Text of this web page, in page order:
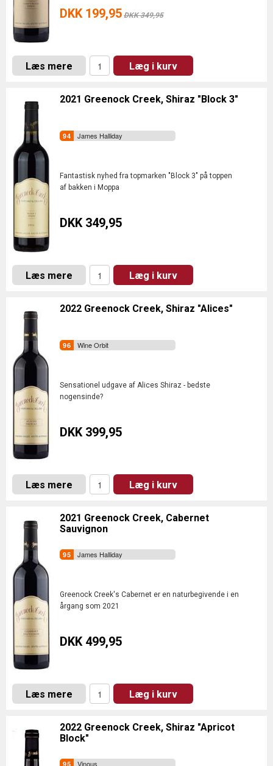
DKK 199,95 DKK 349,95
Læs mere Læg i kurv
2021 Greenock Creek, Shiraz "Block 3"
James Halliday
Fantastisk nyhed fra topmarken "Block 3" på toppen
af bakken i Moppa
DKK 349,95
Læs mere Læg i kurv
2022 Greenock Creek, Shiraz "Alices"
Wine Orbit
Sensationel udgave af Alices Shiraz - bedste
nogensinde?
DKK 399,95
Læs mere Læg i kurv
2021 Greenock Creek, Cabernet
Sauvignon
James Halliday
Greenock Creek's Cabernet er en naturbegivende i en
årgang som 2021
DKK 499,95
Læs mere Læg i kurv
2022 Greenock Creek, Shiraz "Apricot
Block"
Vinous